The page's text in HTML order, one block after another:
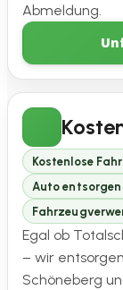
Abmeldung.
Kostenlose
Auto
Egal ob
– wir
Schöneberg